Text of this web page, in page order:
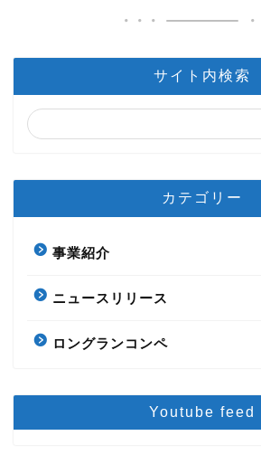
サイト内検索
カテゴリー
事業紹介
ニュースリリース
ロングランコンペ
Youtube feed